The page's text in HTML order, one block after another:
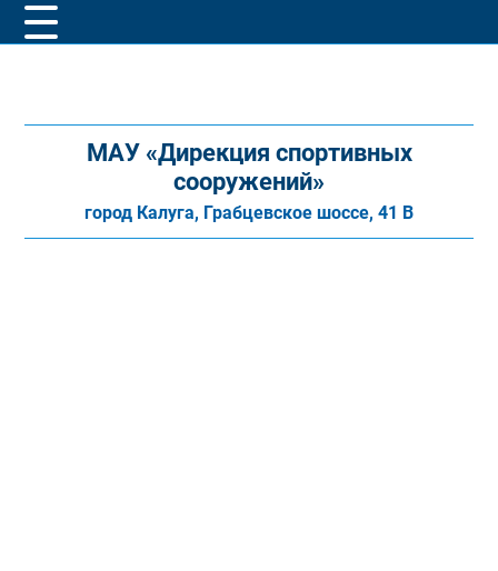
МАУ «Дирекция спортивных
сооружений»
город Калуга, Грабцевское шоссе, 41 В